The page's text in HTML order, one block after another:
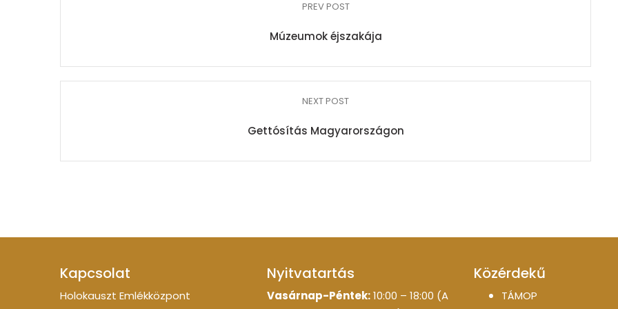
PREV POST
Múzeumok éjszakája
NEXT POST
Gettósítás Magyarországon
Kapcsolat
Holokauszt Emlékközpont
Nyitvatartás
Vasárnap-Péntek:10:00 – 18:00 (A
Közérdekű
TÁMOP